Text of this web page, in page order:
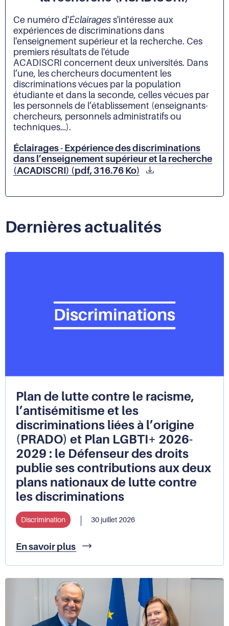
Ce numéro d'Éclairages s'intéresse aux
expériences de discriminations dans
l'enseignement supérieur et la recherche. Ces
premiers résultats de l'étude
ACADISCRI concernent deux universités. Dans
l’une, les chercheurs documentent les
discriminations vécues par la population
étudiante et dans la seconde, celles vécues par
les personnels de l’établissement (enseignants-
chercheurs, personnels administratifs ou
techniques…).
Éclairages - Expérience des discriminations
dans l’enseignement supérieur et la recherche
(ACADISCRI) (pdf, 316.76 Ko)
Dernières actualités
Plan de lutte contre le racisme,
l’antisémitisme et les
discriminations liées à l’origine
(PRADO) et Plan LGBTI+ 2026-
2029 : le Défenseur des droits
publie ses contributions aux deux
plans nationaux de lutte contre
les discriminations
Discrimination 30 juillet 2026
En savoir plus
Plan
lutte
contre
le
racisme,
l’antisémitisme
et